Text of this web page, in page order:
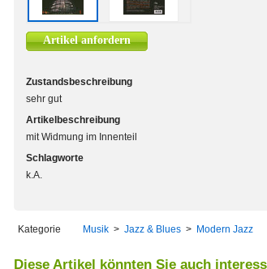
Artikel anfordern
Zustandsbeschreibung
sehr gut
Artikelbeschreibung
mit Widmung im Innenteil
Schlagworte
k.A.
Kategorie Musik > Jazz & Blues > Modern Jazz
Diese Artikel könnten Sie auch